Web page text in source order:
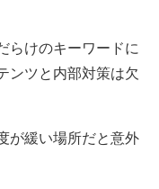
らけのキーワードに
ンツと内部対策は欠
が緩い場所だと意外